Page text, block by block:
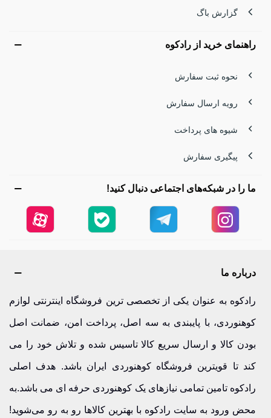
گزارش باگ
راهنمای خرید از رادکوه
نحوه ثبت سفارش
رویه ارسال سفارش
شیوه های پرداخت
پیگیری سفارش
ما را در شبکه‌های اجتماعی دنبال کنید!
درباره ما
رادکوه به عنوان یکی از تخصصی ترین فروشگاه اینترنتی لوازم
کوهنوردی، با پایبندی به سه اصل، پرداخت امن، ضمانت اصل
بودن کالا و ارسال سریع کالا تاسیس شده و تلاش خود را می
کند تا قویترین فروشگاه کوهنوردی ایران باشد. هدف اصلی
رادکوه تامین تمامی نیازهای یک کوهنوردی حرفه ای می باشد.به
محض ورود به سایت رادکوه با بهترین کالاها رو به رو می‌شوید!